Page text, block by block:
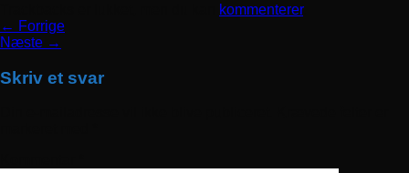
kommenterer.
← Forrige
Næste →
Skriv et svar